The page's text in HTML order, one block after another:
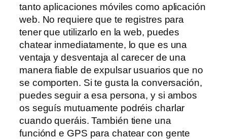
tanto aplicaciones móviles como aplicación
web. No requiere que te registres para
tener que utilizarlo en la web, puedes
chatear inmediatamente, lo que es una
ventaja y desventaja al carecer de una
manera fiable de expulsar usuarios que no
se comporten. Si te gusta la conversación,
puedes seguir a esa persona, y si ambos
os seguís mutuamente podréis charlar
cuando queráis. También tiene una
funciónd e GPS para chatear con gente